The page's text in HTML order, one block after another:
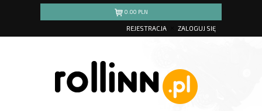
0.00 PLN
REJESTRACJA ZALOGUJ SIĘ